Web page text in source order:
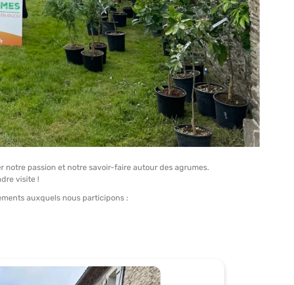
notre passion et notre savoir-faire autour des agrumes.
visite !
auxquels nous participons :